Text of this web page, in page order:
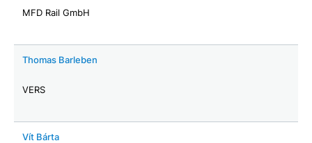
MFD Rail GmbH
Thomas Barleben
VERS
Vít Bárta